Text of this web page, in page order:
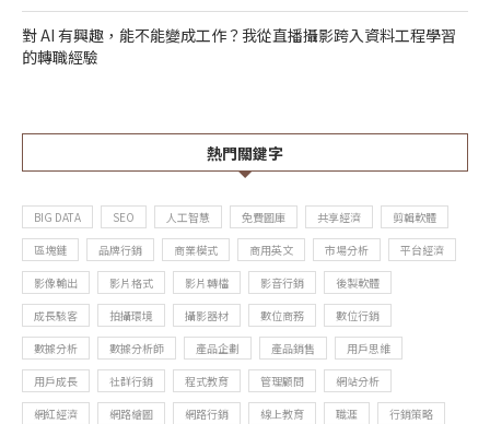
對 AI 有興趣，能不能變成工作？我從直播攝影跨入資料工程學習
的轉職經驗
熱門關鍵字
BIG DATA SEO 人工智慧 免費圖庫 共享經濟
剪輯軟體
區塊鏈
品牌行銷 商業模式 商用英文 市場分析
平台經濟
影像輸出
影片格式 影片轉檔 影音行銷
後製軟體
成長駭客
拍攝環境 攝影器材 數位商務
數位行銷
數據分析
數據分析師 產品企劃 產品銷售
用戶思維
用戶成長
社群行銷 程式教育 管理顧問
網站分析
網紅經濟
網路繪圖 網路行銷 線上教育 職涯
行銷策略